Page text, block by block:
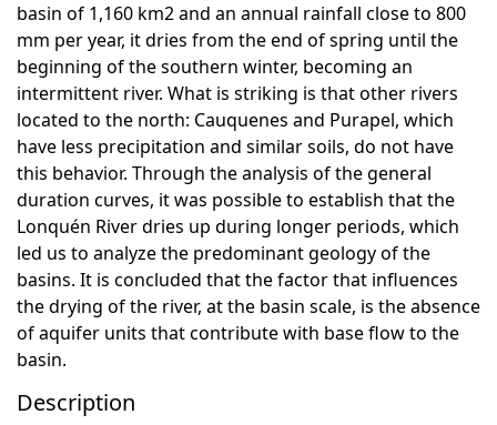
basin of 1,160 km2 and an annual rainfall close to 800
mm per year, it dries from the end of spring until the
beginning of the southern winter, becoming an
intermittent river. What is striking is that other rivers
located to the north: Cauquenes and Purapel, which
have less precipitation and similar soils, do not have
this behavior. Through the analysis of the general
duration curves, it was possible to establish that the
Lonquén River dries up during longer periods, which
led us to analyze the predominant geology of the
basins. It is concluded that the factor that influences
the drying of the river, at the basin scale, is the absence
of aquifer units that contribute with base flow to the
basin.
Description